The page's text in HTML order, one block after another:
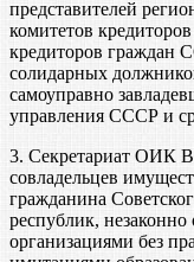
представителей
комитетов
кредиторов граждан
солидарных
самоуправно
управления СССР и
3. Секретариат ОИК
совладельцев
гражданина
республик,
организациями без